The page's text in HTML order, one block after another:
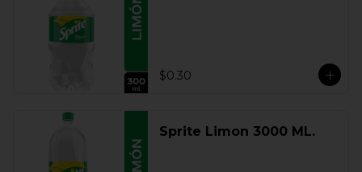
$0.30
Sprite Limon 3000 ML.